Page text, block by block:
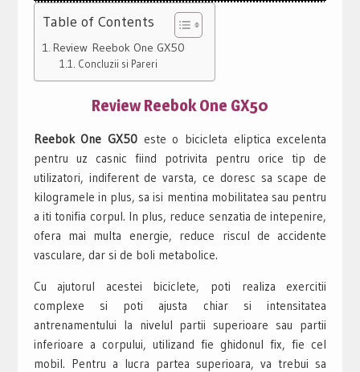
Table of Contents
Review Reebok One GX50
Concluzii si Pareri
Review Reebok One GX50
Reebok One GX50 este o bicicleta eliptica excelenta
pentru uz casnic fiind potrivita pentru orice tip de
utilizatori, indiferent de varsta, ce doresc sa scape de
kilogramele in plus, sa isi mentina mobilitatea sau pentru
a iti tonifia corpul. In plus, reduce senzatia de intepenire,
ofera mai multa energie, reduce riscul de accidente
vasculare, dar si de boli metabolice.
Cu ajutorul acestei biciclete, poti realiza exercitii
complexe si poti ajusta chiar si intensitatea
antrenamentului la nivelul partii superioare sau partii
inferioare a corpului, utilizand fie ghidonul fix, fie cel
mobil. Pentru a lucra partea superioara, va trebui sa